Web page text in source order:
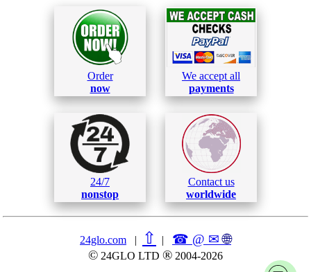
Order
now
We accept all
payments
24/7
nonstop
Contact us
worldwide
24glo.com | ⇧ | ☎ @ ✉🌐︎
© 24GLO LTD ® 2004-2026